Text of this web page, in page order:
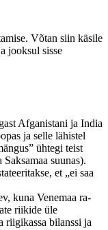
Võtan siin käsile
jooksul sisse
Afganistani ja India
ja selle lähistel
ühtegi teist
suunas).
et „ei saa
kuna Venemaa ra-
riikide üle
riigikassa bilanssi ja